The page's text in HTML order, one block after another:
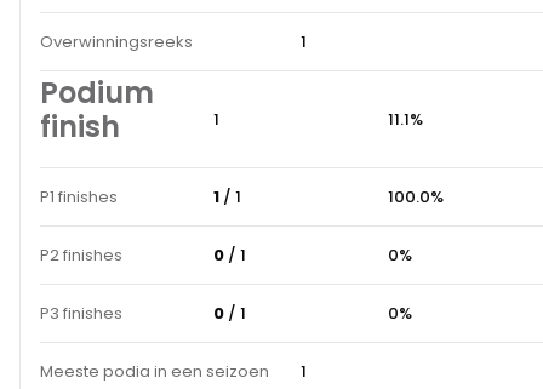
Overwinningsreeks 1
Podium
finish
1 11.1%
P1 finishes 1 / 1 100.0%
P2 finishes 0 / 1 0%
P3 finishes 0 / 1 0%
Meeste podia in een seizoen 1